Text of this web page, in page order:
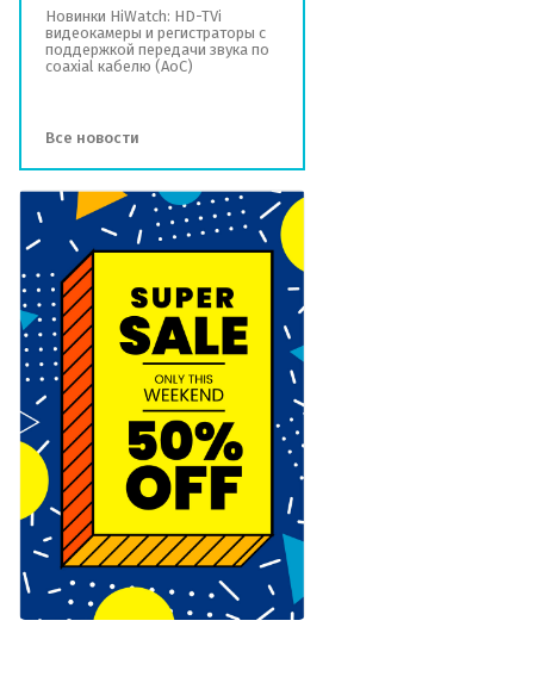
Новинки HiWatch: HD-TVi
видеокамеры и регистраторы с
поддержкой передачи звука по
coaxial кабелю (AoC)
Все новости